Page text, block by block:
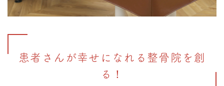
患者さんが幸せになれる整骨院を創
る！